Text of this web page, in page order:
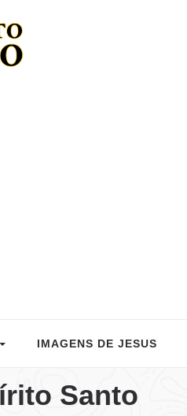
IMAGENS DE JESUS
Santo